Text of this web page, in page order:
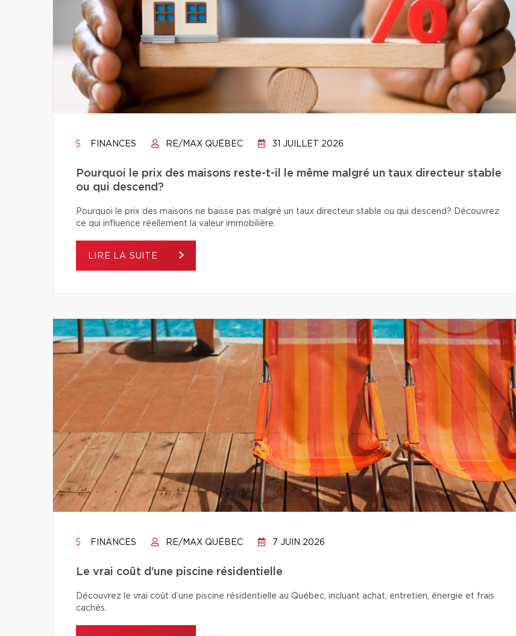
FINANCES RE/MAX QUÉBEC 31 JUILLET 2026
Pourquoi le prix des maisons reste-t-il le même malgré un taux directeur stable
ou qui descend?
Pourquoi le prix des maisons ne baisse pas malgré un taux directeur stable ou qui descend? Découvrez
ce qui influence réellement la valeur immobilière.
LIRE LA SUITE
FINANCES RE/MAX QUÉBEC 7 JUIN 2026
Le vrai coût d’une piscine résidentielle
Découvrez le vrai coût d’une piscine résidentielle au Québec, incluant achat, entretien, énergie et frais
cachés.